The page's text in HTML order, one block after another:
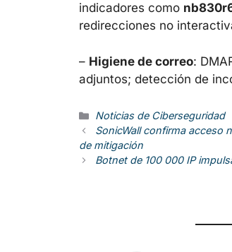
indicadores como
redirecciones no
– Higiene de correo:
adjuntos; detección de
Categorías
Noticias de Ciberseguridad
SonicWall confirma acceso
de mitigación
Botnet de 100 000 IP